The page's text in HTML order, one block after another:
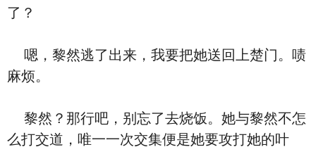
了？
嗯，黎然逃了出来，我要把她送回上楚门。啧
麻烦。
黎然？那行吧，别忘了去烧饭。她与黎然不怎
么打交道，唯一一次交集便是她要攻打她的叶